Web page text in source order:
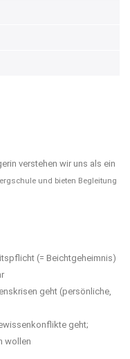
verstehen wir uns als ein
und bieten Begleitung
(= Beichtgeheimnis)
geht (persönliche,
geht;
wollen